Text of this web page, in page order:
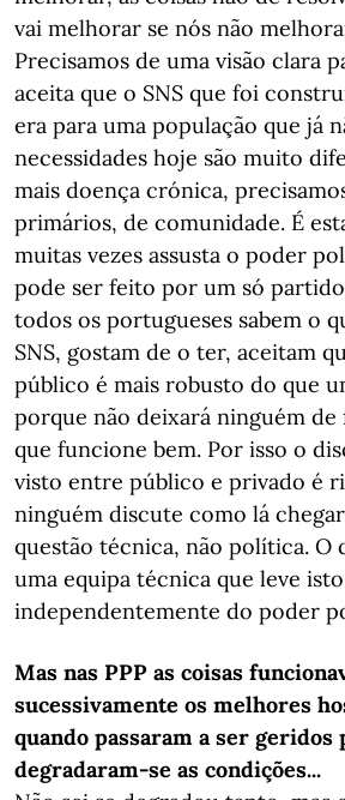
vai melhorar se nós não
Precisamos de uma visão clara
aceita que o SNS que foi
era para uma população que já
necessidades hoje são muito
mais doença crónica,
primários, de comunidade. É
muitas vezes assusta o poder
pode ser feito por um só
todos os portugueses sabem o
SNS, gostam de o ter, aceitam
público é mais robusto do que
porque não deixará ninguém de
que funcione bem. Por isso o
visto entre público e privado é
ninguém discute como lá
questão técnica, não política. O
uma equipa técnica que leve
independentemente do poder
Mas nas PPP as coisas
sucessivamente os melhores
quando passaram a ser geridos
degradaram-se as condições...